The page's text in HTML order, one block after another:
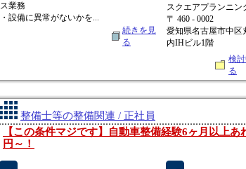
ス業務
・設備に異常がないかを...
続きを見
る
スクエアプランニン
〒 460 - 0002
愛知県名古屋市中区
内IHビル1階
検
る
整備士等の整備関連 / 正社員
【この条件マジです】自動車整備経験6ヶ月以上あ
円～！